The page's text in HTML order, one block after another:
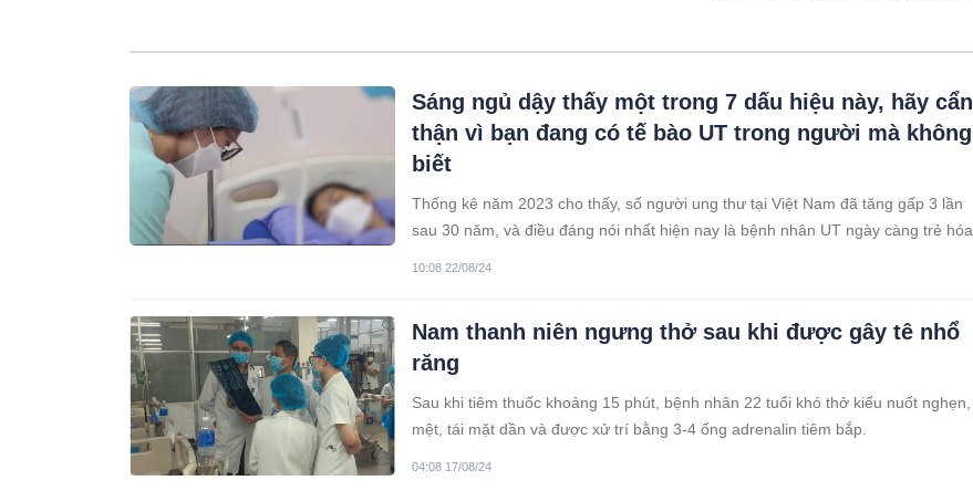
Sáng ngủ dậy thấy một trong 7 dấu hiệu này, hãy cẩn
thận vì bạn đang có tế bào UT trong người mà không
biết
Thống kê năm 2023 cho thấy, số người ung thư tại Việt Nam đã tăng gấp 3 lần
sau 30 năm, và điều đáng nói nhất hiện nay là bệnh nhân UT ngày càng trẻ hóa.
10:08 22/08/24
Nam thanh niên ngưng thở sau khi được gây tê nhổ
răng
Sau khi tiêm thuốc khoảng 15 phút, bệnh nhân 22 tuổi khó thở kiểu nuốt nghẹn,
mệt, tái mặt dần và được xử trí bằng 3-4 ống adrenalin tiêm bắp.
04:08 17/08/24